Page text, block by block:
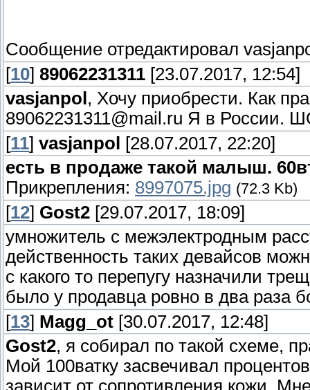
Сообщение отредактировал
[10] 89062231311 [23.07.2017, 12:54]
vasjanpol , Хочу приобрести. Как
89062231311@mail.ru Я в России.
[11] vasjanpol
[28.07.2017, 22:20]
есть в продаже такой малыш.
Прикрепления: 8997075.jpg (72.3 Kb)
[12] Gost2 [29.07.2017, 18:09]
умножитель с межэлектродным
действенность таких девайсов
с какого то перепугу назначили
было у продавца ровно в два раза
[13] Magg_ot [30.07.2017, 12:48]
Gost2, я собирал по такой схеме,
Мой 100ватку засвечивал
зависит от сопротивления кожи.